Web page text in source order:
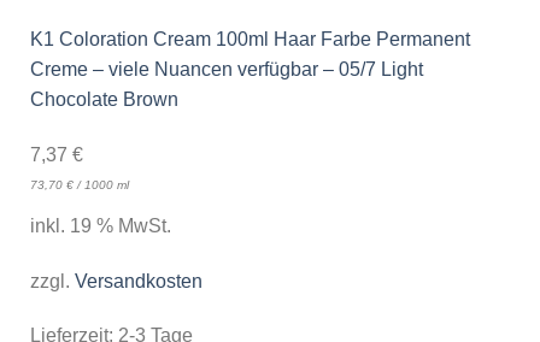
K1 Coloration Cream 100ml Haar Farbe Permanent
Creme – viele Nuancen verfügbar – 05/7 Light
Chocolate Brown
7,37 €
73,70 €/ 1000 ml
inkl. 19 % MwSt.
zzgl. Versandkosten
Lieferzeit: 2-3 Tage